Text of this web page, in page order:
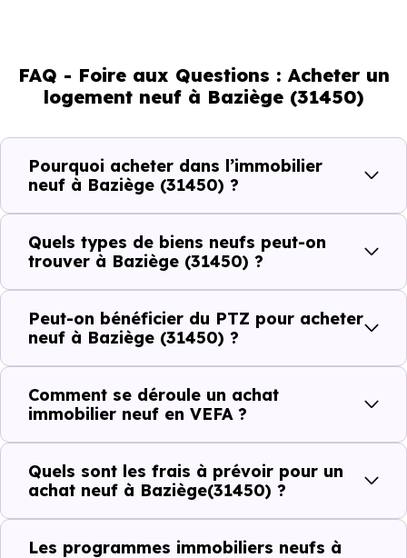
démographique qui renseigne directement sur la
demande locative locale et les typologies de biens les
plus recherchées.
Côté cadre de vie, Baziège (31450) dispose de 10
commerces, 20 professions médicales et 2 établissements
scolaires. Des équipements du quotidien qui constituent
autant d'arguments concrets pour habiter ou investir
dans la commune.
Combien coûte un logement à Baziège
(31450) ?
C'est souvent la première question. Voici les repères de
prix à connaître pour un achat immobilier à Baziège
(31450) :
FAQ - Foire aux Questions : Acheter un
logement neuf à Baziège (31450)
Pourquoi acheter dans l’immobilier
neuf à Baziège (31450) ?
Quels types de biens neufs peut-on
trouver à Baziège (31450) ?
Peut-on bénéficier du PTZ pour acheter
neuf à Baziège (31450) ?
Comment se déroule un achat
immobilier neuf en VEFA ?
Quels sont les frais à prévoir pour un
achat neuf à Baziège(31450) ?
Les programmes immobiliers neufs à